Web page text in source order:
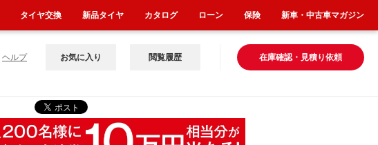
ヘルプ 在庫確認・見積り依頼
お気に入り 閲覧履歴
タイヤ交換 新品タイヤ カタログ ローン 保険 新車・中古車マガジン